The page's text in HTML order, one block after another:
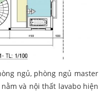
ngủ, phòng ngủ master
và nội thất lavabo hiện